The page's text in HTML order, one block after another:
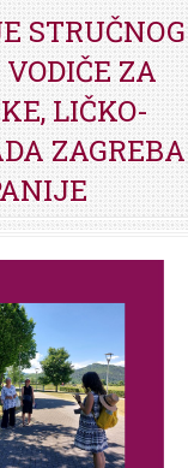
STRUČNOG
ZA
LIČKO-
ZAGREBA